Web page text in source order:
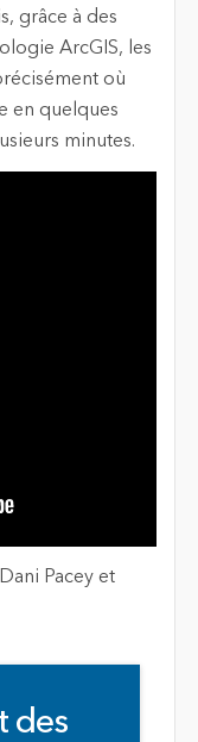
grâce à des
ArcGIS, les
où
en quelques
minutes.
Pacey et
des